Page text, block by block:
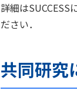
詳細は
ださい．
共同研究